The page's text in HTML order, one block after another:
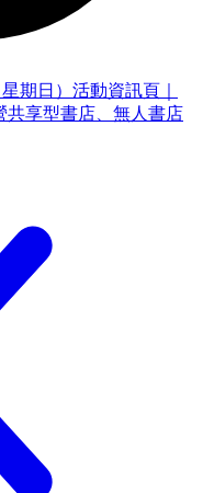
期日）活動資訊頁｜
共享型書店、無人書店